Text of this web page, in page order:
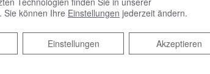
. Sie können Ihre Einstellungen jederzeit ändern.
Akzeptieren
Einstellungen